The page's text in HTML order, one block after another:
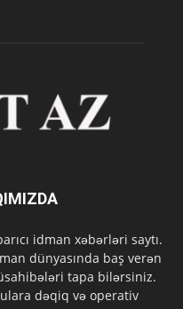
idman xəbərləri saytı.
dünyasında baş verən
tapa bilərsiniz.
dəqiq və operativ